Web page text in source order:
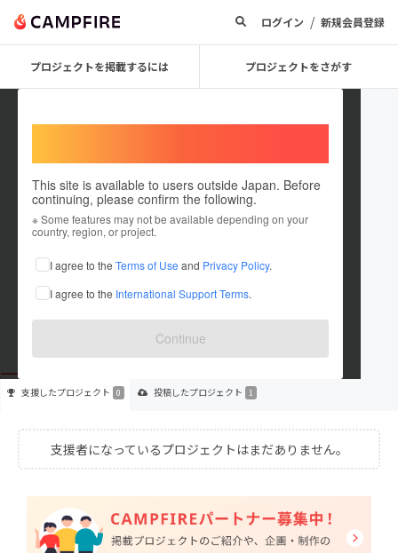
ログイン / 新規会員登録
プロジェクトを掲載するには プロジェクトをさがす
This site is available to users outside Japan. Before
continuing, please confirm the following.
※ Some features may not be available depending on your
country, region, or project.
I agree to the Terms of Use and Privacy Policy.
I agree to the International Support Terms.
Continue
FREE STYLE CLOUD
これまでに1件のプロジェクトを投稿しています
在住国：日本 現在地：東京都
出身国：日本 出身地：東京都
支援したプロジェクト 0 投稿したプロジェクト 1
支援者になっているプロジェクトはまだありません。